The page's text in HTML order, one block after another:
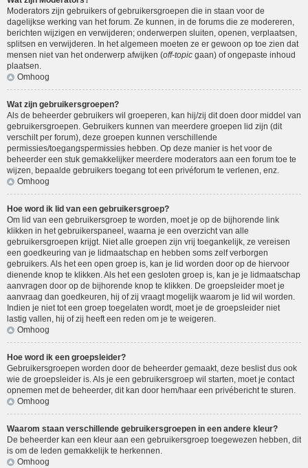
Moderators zijn gebruikers of gebruikersgroepen die in staan voor de
dagelijkse werking van het forum. Ze kunnen, in de forums die ze modereren,
berichten wijzigen en verwijderen; onderwerpen sluiten, openen, verplaatsen,
splitsen en verwijderen. In het algemeen moeten ze er gewoon op toe zien dat
mensen niet van het onderwerp afwijken (off-topic gaan) of ongepaste inhoud
plaatsen.
Omhoog
Wat zijn gebruikersgroepen?
Als de beheerder gebruikers wil groeperen, kan hij/zij dit doen door middel van
gebruikersgroepen. Gebruikers kunnen van meerdere groepen lid zijn (dit
verschilt per forum), deze groepen kunnen verschillende
permissies/toegangspermissies hebben. Op deze manier is het voor de
beheerder een stuk gemakkelijker meerdere moderators aan een forum toe te
wijzen, bepaalde gebruikers toegang tot een privéforum te verlenen, enz.
Omhoog
Hoe word ik lid van een gebruikersgroep?
Om lid van een gebruikersgroep te worden, moet je op de bijhorende link
klikken in het gebruikerspaneel, waarna je een overzicht van alle
gebruikersgroepen krijgt. Niet alle groepen zijn vrij toegankelijk, ze vereisen
een goedkeuring van je lidmaatschap en hebben soms zelf verborgen
gebruikers. Als het een open groep is, kan je lid worden door op de hiervoor
dienende knop te klikken. Als het een gesloten groep is, kan je je lidmaatschap
aanvragen door op de bijhorende knop te klikken. De groepsleider moet je
aanvraag dan goedkeuren, hij of zij vraagt mogelijk waarom je lid wil worden.
Indien je niet tot een groep toegelaten wordt, moet je de groepsleider niet
lastig vallen, hij of zij heeft een reden om je te weigeren.
Omhoog
Hoe word ik een groepsleider?
Gebruikersgroepen worden door de beheerder gemaakt, deze beslist dus ook
wie de groepsleider is. Als je een gebruikersgroep wil starten, moet je contact
opnemen met de beheerder, dit kan door hem/haar een privébericht te sturen.
Omhoog
Waarom staan verschillende gebruikersgroepen in een andere kleur?
De beheerder kan een kleur aan een gebruikersgroep toegewezen hebben, dit
is om de leden gemakkelijk te herkennen.
Omhoog